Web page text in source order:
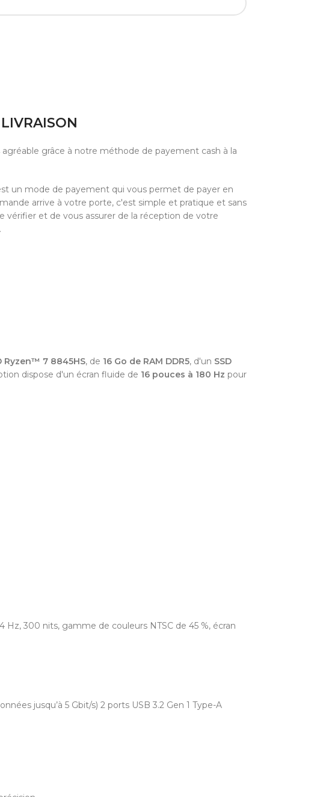
agréable grâce à notre méthode de payement cash à la
un mode de payement qui vous permet de payer en
arrive à votre porte, c'est simple et pratique et sans
vérifier et de vous assurer de la réception de votre
Ryzen™ 7 8845HS, de 16 Go de RAM DDR5, d'un SSD
dispose d'un écran fluide de 16 pouces à 180 Hz pour
Hz, 300 nits, gamme de couleurs NTSC de 45 %, écran
jusqu’à 5 Gbit/s) 2 ports USB 3.2 Gen 1 Type-A